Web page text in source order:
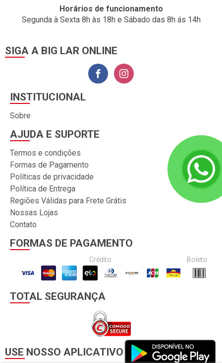
Horários de funcionamento
Segunda à Sexta 8h às 18h e Sábado das 8h ás 14h
SIGA A BIG LAR ONLINE
INSTITUCIONAL
Sobre
AJUDA E SUPORTE
Termos e condições
Formas de Pagamento
Políticas de privacidade
Política de Entrega
Regiões Válidas para Frete Grátis
Nossas Lojas
Contato
FORMAS DE PAGAMENTO
Crédito Boleto
TOTAL SEGURANÇA
USE NOSSO APLICATIVO